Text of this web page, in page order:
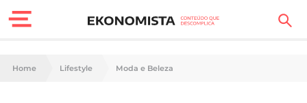
Finanças Pessoais
Home Lifestyle Moda e Beleza